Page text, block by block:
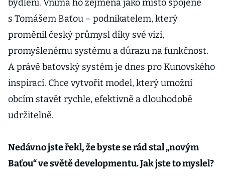
bydlení. Vnímá ho zejména jako místo spojené
s Tomášem Baťou – podnikatelem, který
proměnil český průmysl díky své vizi,
promyšlenému systému a důrazu na funkčnost.
A právě baťovský systém je dnes pro Kunovského
inspirací. Chce vytvořit model, který umožní
obcím stavět rychle, efektivně a dlouhodobě
udržitelně.
Nedávno jste řekl, že byste se rád stal „novým
Baťou“ ve světě developmentu. Jak jste to myslel?